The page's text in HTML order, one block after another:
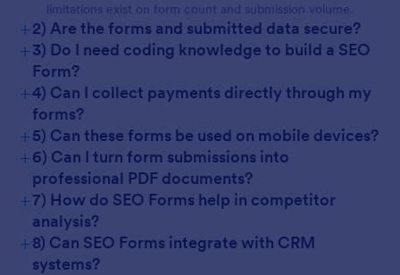
limitations exist on form count and submission volume.
+2) Are the forms and submitted data secure?
+3) Do I need coding knowledge to build a SEO
Form?
+4) Can I collect payments directly through my
forms?
+5) Can these forms be used on mobile devices?
+6) Can I turn form submissions into
professional PDF documents?
+7) How do SEO Forms help in competitor
analysis?
+8) Can SEO Forms integrate with CRM
systems?